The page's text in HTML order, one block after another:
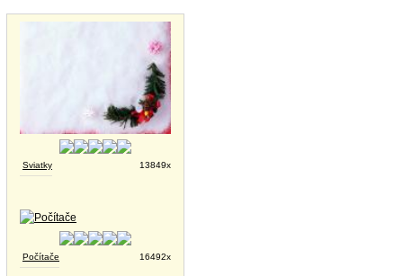
Sviatky 13849x
Počítače 16492x